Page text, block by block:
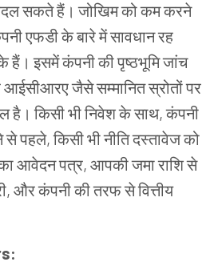
सकते हैं। जोखिम को कम करने
एफडी के बारे में सावधान रह
इसमें कंपनी की पृष्ठभूमि जांच
जैसे सम्मानित स्रोतों पर
है। किसी भी निवेश के साथ, कंपनी
से पहले, किसी भी नीति दस्तावेज को
आवेदन पत्र, आपकी जमा राशि से
और कंपनी की तरफ से वित्तीय